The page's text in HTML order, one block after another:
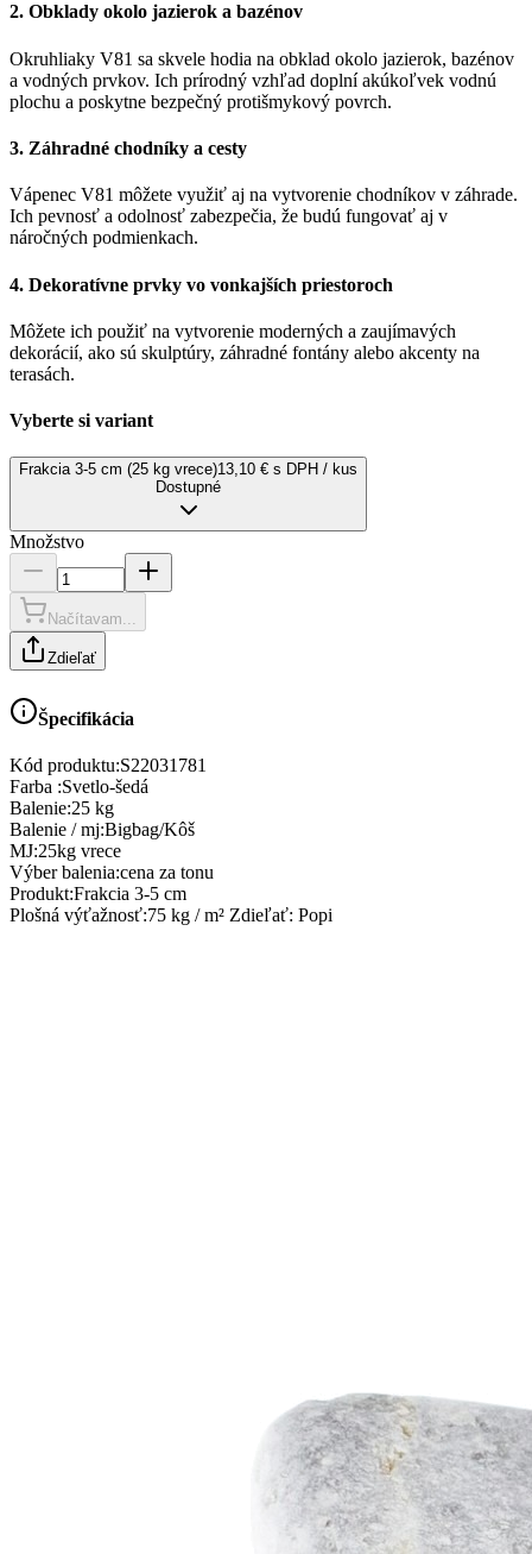
2. Obklady okolo jazierok a bazénov
Okruhliaky V81 sa skvele hodia na obklad okolo jazierok, bazénov
a vodných prvkov. Ich prírodný vzhľad doplní akúkoľvek vodnú
plochu a poskytne bezpečný protišmykový povrch.
3. Záhradné chodníky a cesty
Vápenec V81 môžete využiť aj na vytvorenie chodníkov v záhrade.
Ich pevnosť a odolnosť zabezpečia, že budú fungovať aj v
náročných podmienkach.
4. Dekoratívne prvky vo vonkajších priestoroch
Môžete ich použiť na vytvorenie moderných a zaujímavých
dekorácií, ako sú skulptúry, záhradné fontány alebo akcenty na
terasách.
Vyberte si variant
Frakcia 3-5 cm (25 kg vrece)13,10 € s DPH / kus
Dostupné
Množstvo
Načítavam...
Zdieľať
Špecifikácia
Kód produktu:S22031781
Farba :Svetlo-šedá
Balenie:25 kg
Balenie / mj:Bigbag/Kôš
MJ:25kg vrece
Výber balenia:cena za tonu
Produkt:Frakcia 3-5 cm
Plošná výťažnosť:75 kg / m² Zdieľať: Popi